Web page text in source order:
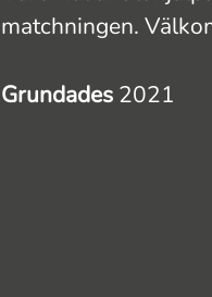
matchningen.
Grundades 2021